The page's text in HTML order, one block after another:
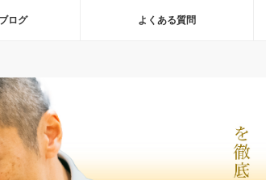
ログ よくある質問